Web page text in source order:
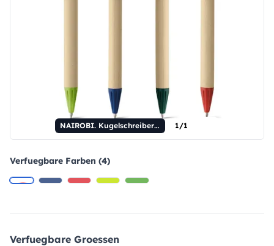
NAIROBI. Kugelschreiber aus Kraftpapier mit Holzclip. 1/1
Verfuegbare Farben (4)
Verfuegbare Groessen